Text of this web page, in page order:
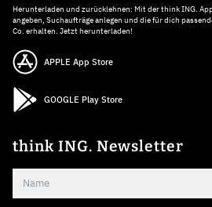
Herunterladen und zurücklehnen: Mit der think ING.
angeben, Suchaufträge anlegen und die für dich
Co. erhalten. Jetzt herunterladen!
APPLE App Store
GOOGLE Play Store
think ING. Newsletter